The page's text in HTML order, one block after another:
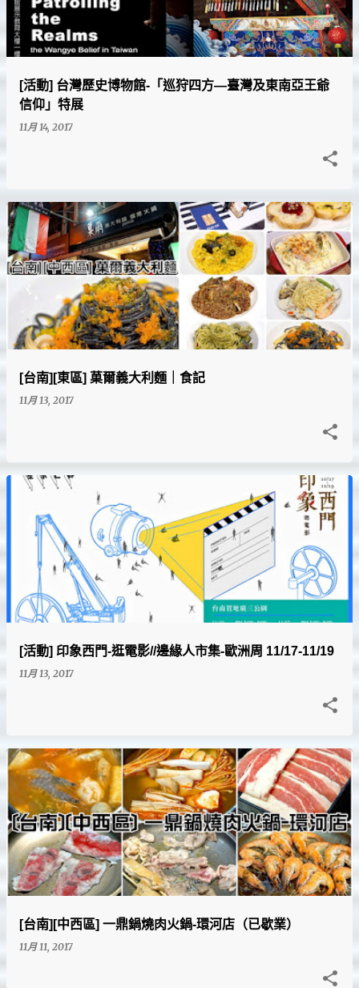
[活動] 台灣歷史博物館-「巡狩四方—臺灣及東南亞王爺
信仰」特展
11月 14, 2017
[台南][東區] 菓爾義大利麵｜食記
11月 13, 2017
[活動] 印象西門-逛電影//邊緣人市集-歐洲周 11/17-11/19
11月 13, 2017
[台南][中西區] 一鼎鍋燒肉火鍋-環河店（已歇業）
11月 11, 2017